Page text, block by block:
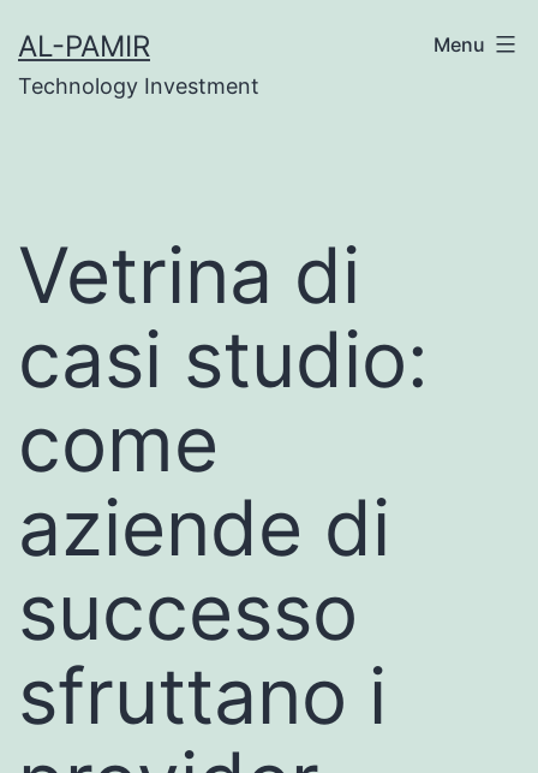
to
content
AL-PAMIR
Technology Investment
Menu
Vetrina di
casi studio:
come
aziende di
successo
sfruttano i